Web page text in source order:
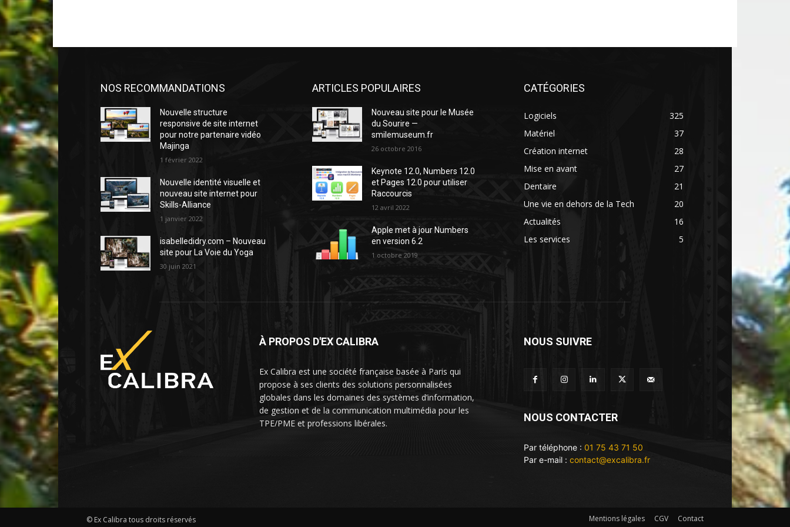
NOS RECOMMANDATIONS
Nouvelle structure
responsive de site internet
pour notre partenaire vidéo
Majinga
1 février 2022
Nouvelle identité visuelle et
nouveau site internet pour
Skills-Alliance
1 janvier 2022
isabelledidry.com – Nouveau
site pour La Voie du Yoga
30 juin 2021
ARTICLES POPULAIRES
Nouveau site pour le Musée
du Sourire —
smilemuseum.fr
26 octobre 2016
Keynote 12.0, Numbers 12.0
et Pages 12.0 pour utiliser
Raccourcis
12 avril 2022
Apple met à jour Numbers
en version 6.2
1 octobre 2019
CATÉGORIES
Logiciels
325
Matériel
37
Création internet
28
Mise en avant
27
Dentaire
21
Une vie en dehors de la Tech
20
Actualités
16
Les services
5
À PROPOS D'EX CALIBRA
Ex Calibra est une société française basée à Paris qui
propose à ses clients des solutions personnalisées
globales dans les domaines des systèmes d’information,
de gestion et de la communication multimédia pour les
TPE/PME et professions libérales.
NOUS SUIVRE
NOUS CONTACTER
Par téléphone : 01 75 43 71 50
Par e-mail : contact@excalibra.fr
© Ex Calibra tous droits réservés Mentions légales CGV Contact